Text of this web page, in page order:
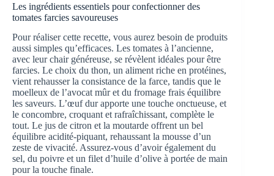
Les ingrédients essentiels pour confectionner des
tomates farcies savoureuses
Pour réaliser cette recette, vous aurez besoin de produits
aussi simples qu’efficaces. Les tomates à l’ancienne,
avec leur chair généreuse, se révèlent idéales pour être
farcies. Le choix du thon, un aliment riche en protéines,
vient rehausser la consistance de la farce, tandis que le
moelleux de l’avocat mûr et du fromage frais équilibre
les saveurs. L’œuf dur apporte une touche onctueuse, et
le concombre, croquant et rafraîchissant, complète le
tout. Le jus de citron et la moutarde offrent un bel
équilibre acidité-piquant, rehaussant la mousse d’un
zeste de vivacité. Assurez-vous d’avoir également du
sel, du poivre et un filet d’huile d’olive à portée de main
pour la touche finale.